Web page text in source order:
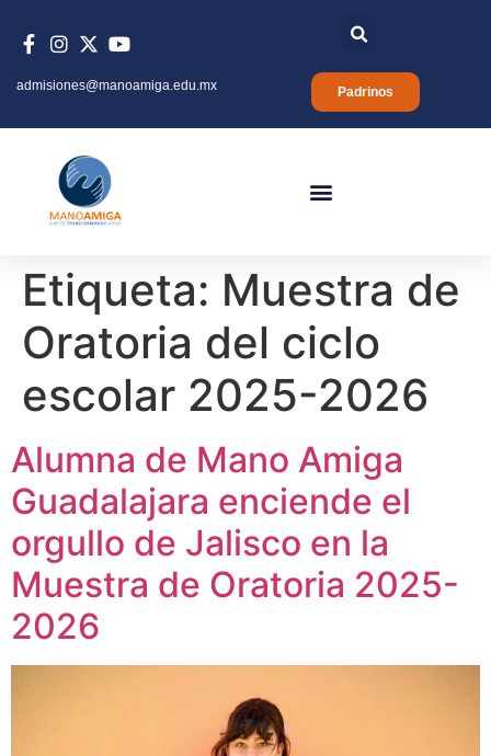
Padrinos
admisiones@manoamiga.edu.mx
Etiqueta: Muestra de
Oratoria del ciclo
escolar 2025-2026
Alumna de Mano Amiga
Guadalajara enciende el
orgullo de Jalisco en la
Muestra de Oratoria 2025-
2026